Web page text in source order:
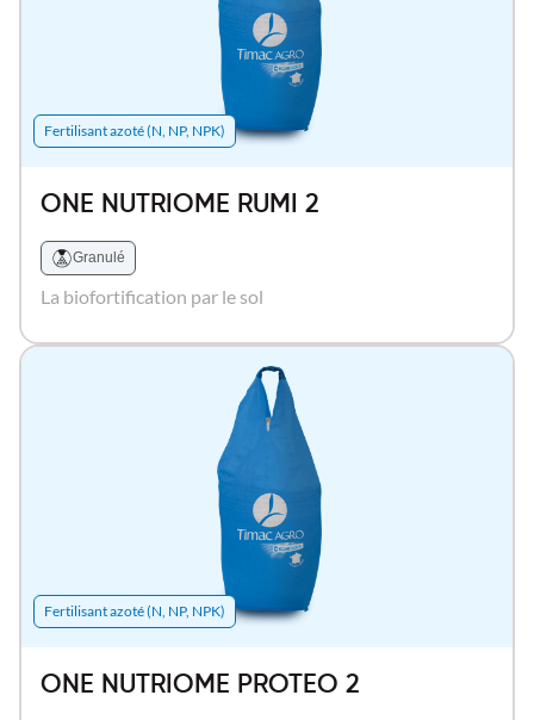
Fertilisant azoté (N, NP, NPK)
ONE NUTRIOME RUMI 2
Granulé
La biofortification par le sol
Fertilisant azoté (N, NP, NPK)
ONE NUTRIOME PROTEO 2